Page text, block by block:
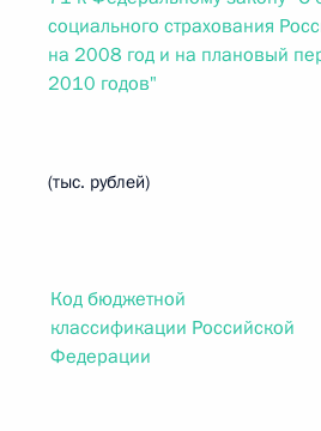
социального страхования
на 2008 год и на плановый
2010 годов"
(тыс. рублей)
Код бюджетной
классификации Российской
Федерации